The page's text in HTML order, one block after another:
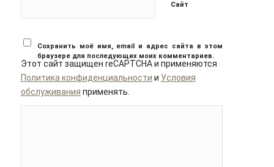
Сайт
Сохранить моё имя, email и адрес сайта в этом
браузере для последующих моих комментариев.
Этот сайт защищен reCAPTCHA и применяются
Политика конфиденциальности и Условия
обслуживания применять.